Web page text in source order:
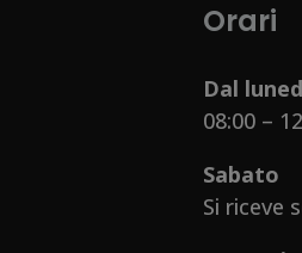
Orari
Dal
08:00 –
Sabato
Si riceve